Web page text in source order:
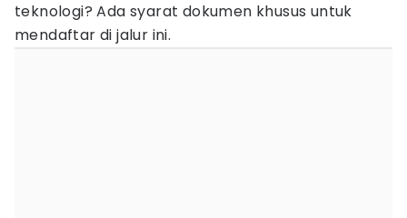
teknologi? Ada syarat dokumen khusus untuk
mendaftar di jalur ini.